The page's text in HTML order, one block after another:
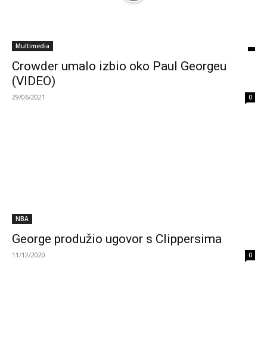
Multimedia
Crowder umalo izbio oko Paul Georgeu
(VIDEO)
29/06/2021 0
NBA
George produžio ugovor s Clippersima
11/12/2020 0